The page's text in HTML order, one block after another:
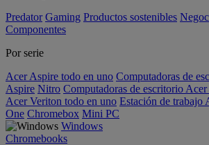
Predator Gaming Productos sostenibles
Componentes
Por serie
Acer Aspire todo en uno Computadoras de
Aspire Nitro Computadoras de escritorio
Acer Veriton todo en uno Estación de trabajo
One Chromebox Mini PC
Windows
Chromebooks